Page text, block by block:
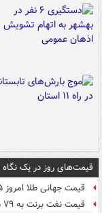
قیمت‌های روز در یک نگاه
قیمت جهانی طلا امروز ۱۵ مرداد
قیمت نفت برنت به ۷۹ دلار رسید